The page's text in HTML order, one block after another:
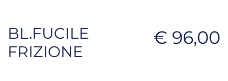
BL.FUCILE
FRIZIONE
€ 96,00